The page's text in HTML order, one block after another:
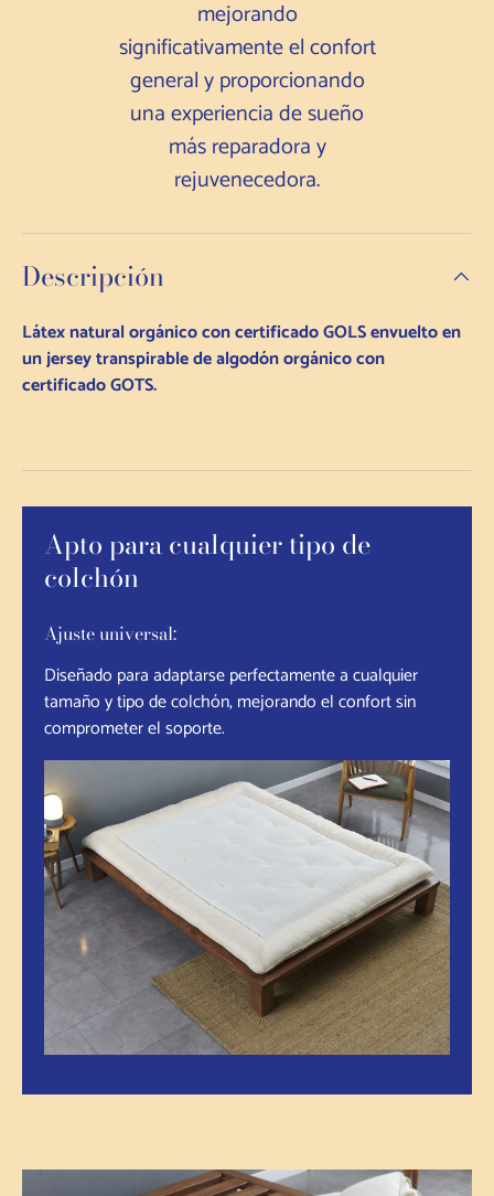
mejorando
significativamente el confort
general y proporcionando
una experiencia de sueño
más reparadora y
rejuvenecedora.
Descripción
Látex natural orgánico con certificado GOLS envuelto en
un jersey transpirable de algodón orgánico con
certificado GOTS.
Apto para cualquier tipo de
colchón
Ajuste universal:
Diseñado para adaptarse perfectamente a cualquier
tamaño y tipo de colchón, mejorando el confort sin
comprometer el soporte.